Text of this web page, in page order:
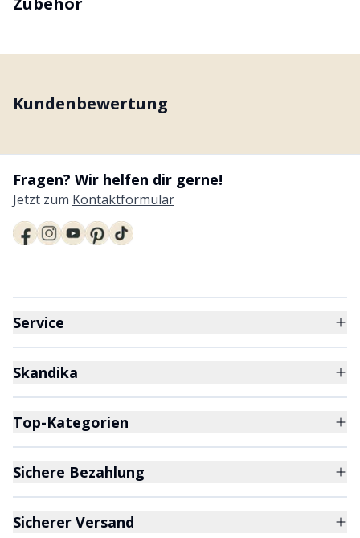
Kundenbewertung
Fragen? Wir helfen dir gerne!
Jetzt zum Kontaktformular
Service
Skandika
Top-Kategorien
Sichere Bezahlung
Sicherer Versand